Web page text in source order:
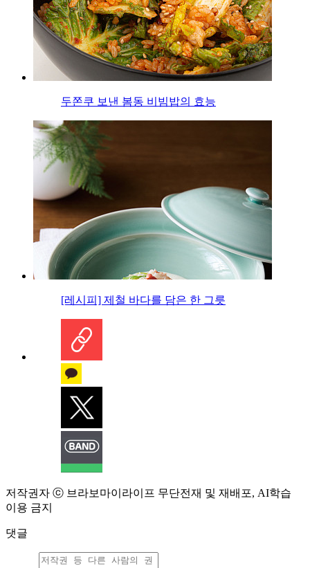
두쫀쿠 보낸 봄동 비빔밥의 효능
[레시피] 제철 바다를 담은 한 그릇
저작권자 ⓒ 브라보마이라이프 무단전재 및 재배포, AI학습
이용 금지
댓글